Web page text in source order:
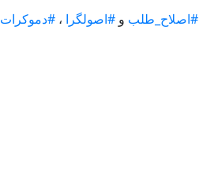
#اصلاح_طلب و #اصولگرا ، #دموکرات